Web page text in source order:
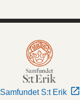
Samfundet S:t Erik